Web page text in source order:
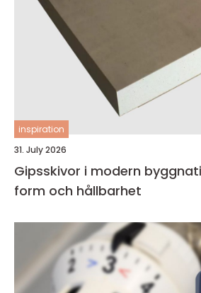
inspiration
31. July 2026
Gipsskivor i modern byggnation
form och hållbarhet